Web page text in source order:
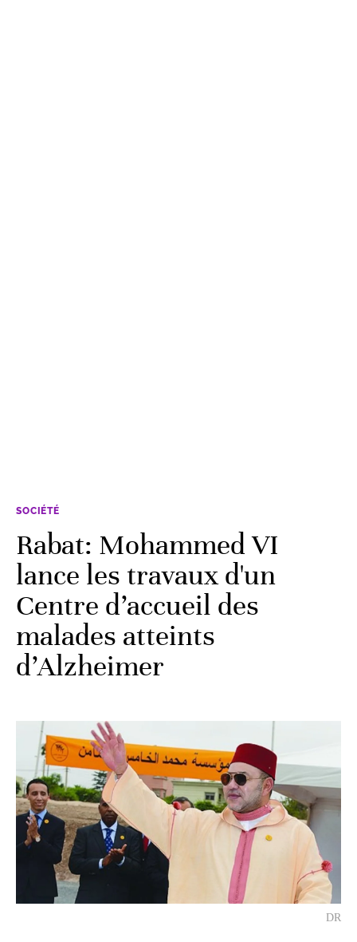
SOCIÉTÉ
Rabat: Mohammed VI
lance les travaux d'un
Centre d’accueil des
malades atteints
d’Alzheimer
DR